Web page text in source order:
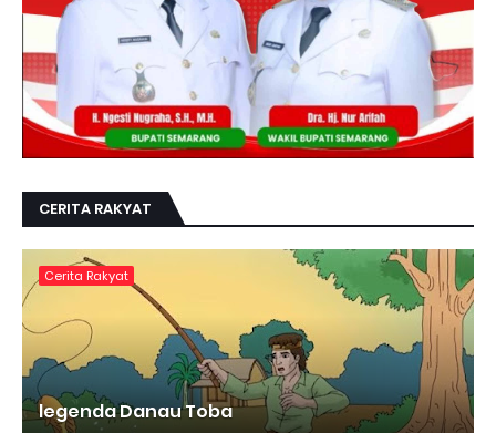
CERITA RAKYAT
Cerita Rakyat
legenda Danau Toba